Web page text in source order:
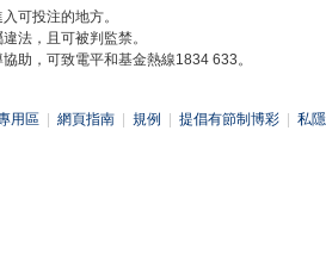
可投注的地方。
法，且可被判監禁。
助，可致電平和基金熱線1834 633。
用區 網頁指南 規例 提倡有節制博彩 私